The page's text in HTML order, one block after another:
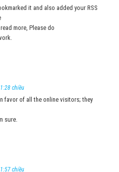
it and also added your RSS
more, Please do
chiều
favor of all the online visitors; they
sure.
chiều